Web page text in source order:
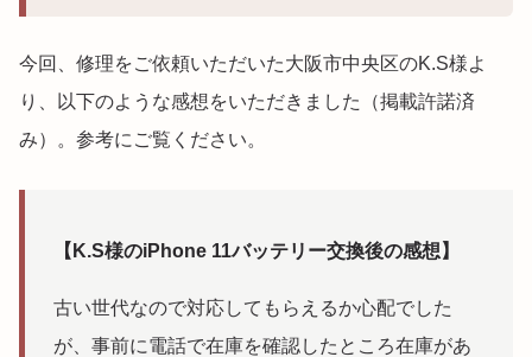
今回、修理をご依頼いただいた大阪市中央区のK.S様よ
り、以下のような感想をいただきました（掲載許諾済
み）。参考にご覧ください。
【K.S様のiPhone 11バッテリー交換後の感想】
古い世代なので対応してもらえるか心配でした
が、事前に電話で在庫を確認したところ在庫があ